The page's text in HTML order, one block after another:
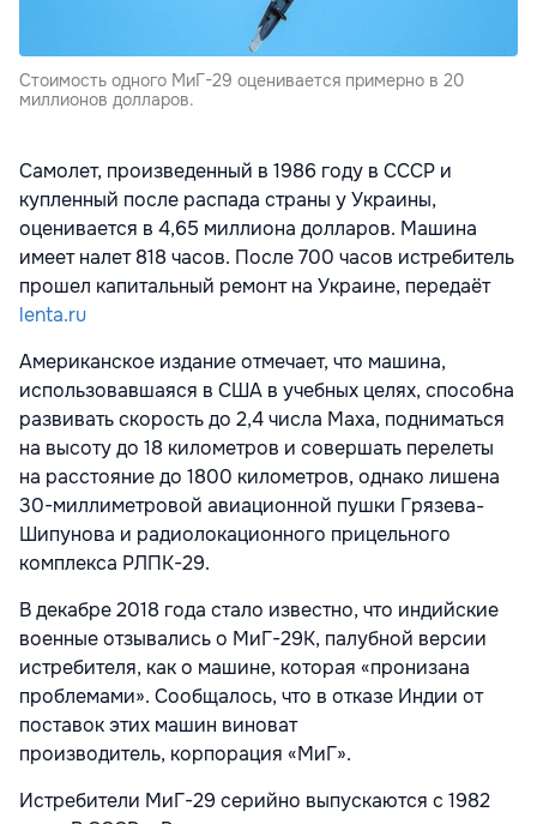
Стоимость одного МиГ-29 оценивается примерно в 20
миллионов долларов.
Самолет, произведенный в 1986 году в СССР и
купленный после распада страны у Украины,
оценивается в 4,65 миллиона долларов. Машина
имеет налет 818 часов. После 700 часов истребитель
прошел капитальный ремонт на Украине, передаёт
lenta.ru
Американское издание отмечает, что машина,
использовавшаяся в США в учебных целях, способна
развивать скорость до 2,4 числа Маха, подниматься
на высоту до 18 километров и совершать перелеты
на расстояние до 1800 километров, однако лишена
30-миллиметровой авиационной пушки Грязева-
Шипунова и радиолокационного прицельного
комплекса РЛПК-29.
В декабре 2018 года стало известно, что индийские
военные отзывались о МиГ-29К, палубной версии
истребителя, как о машине, которая «пронизана
проблемами». Сообщалось, что в отказе Индии от
поставок этих машин виноват
производитель, корпорация «МиГ».
Истребители МиГ-29 серийно выпускаются с 1982